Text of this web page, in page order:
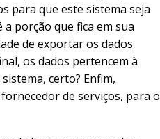
para que este sistema seja
porção que fica em sua
de exportar os dados
os dados pertencem à
certo? Enfim,
de serviços, para o